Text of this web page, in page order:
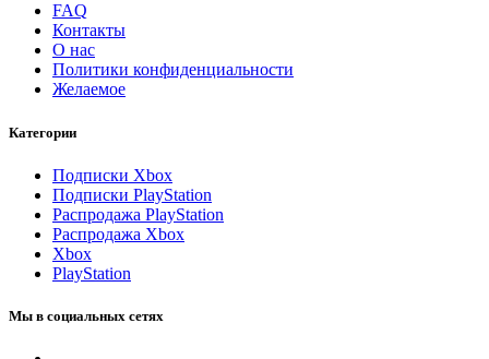
FAQ
Контакты
О нас
Политики конфиденциальности
Желаемое
Категории
Подписки Xbox
Подписки PlayStation
Распродажа PlayStation
Распродажа Xbox
Xbox
PlayStation
Мы в социальных сетях